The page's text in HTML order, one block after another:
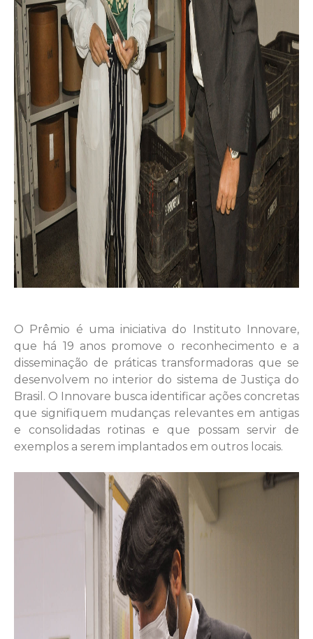
O Prêmio é uma iniciativa do Instituto Innovare,
que há 19 anos promove o reconhecimento e a
disseminação de práticas transformadoras que se
desenvolvem no interior do sistema de Justiça do
Brasil. O Innovare busca identificar ações concretas
que signifiquem mudanças relevantes em antigas
e consolidadas rotinas e que possam servir de
exemplos a serem implantados em outros locais.